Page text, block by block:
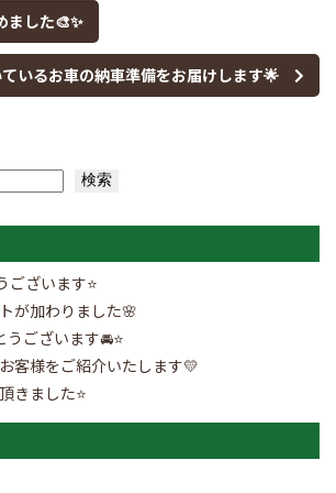
ました🎨✨
いるお車の納車準備をお届けします🌟
検索
ございます⭐
が加わりました🌸
うございます🚘⭐
客様をご紹介いたします💛
きました⭐